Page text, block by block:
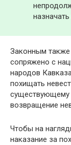
Законным также
сопряжено с
народов
похищать
существующему
возвращение
Чтобы на
наказание за